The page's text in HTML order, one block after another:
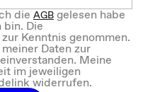
dieAGBgelesen habe
Die
Kenntnis genommen.
Daten zur
Meine
im jeweiligen
widerrufen.